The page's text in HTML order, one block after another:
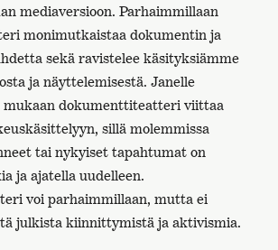
mediaversioon. Parhaimmillaan
monimutkaistaa dokumentin ja
sekä ravistelee käsityksiämme
ja näyttelemisestä. Janelle
mukaan dokumenttiteatteri viittaa
sillä molemmissa
tai nykyiset tapahtumat on
ja ajatella uudelleen.
voi parhaimmillaan, mutta ei
julkista kiinnittymistä ja aktivismia.